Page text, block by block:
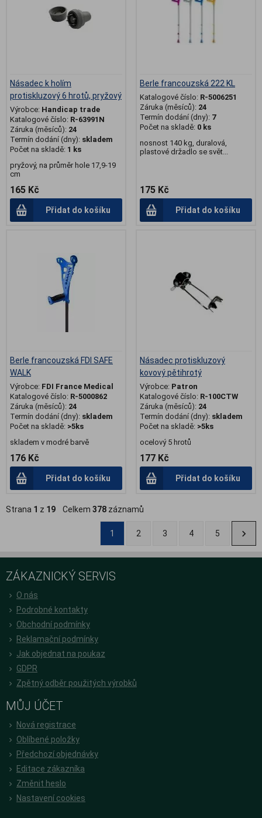
Násadec k holím
protiskluzový 6 hrotů, pryžový
Výrobce: Handicap trade
Katalogové číslo: R-63991N
Záruka (měsíců): 24
Termín dodání (dny): skladem
Počet na skladě: 1 ks
pryžový, na průměr hole 17,9-19
cm
165 Kč
Přidat do košíku
Berle francouzská 222 KL
Katalogové číslo: R-5006251
Záruka (měsíců): 24
Termín dodání (dny): 7
Počet na skladě: 0 ks
nosnost 140 kg, duralová,
plastové držadlo se svět...
175 Kč
Přidat do košíku
Berle francouzská FDI SAFE
WALK
Výrobce: FDI France Medical
Katalogové číslo: R-5000862
Záruka (měsíců): 24
Termín dodání (dny): skladem
Počet na skladě: >5ks
skladem v modré barvě
176 Kč
Přidat do košíku
Násadec protiskluzový
kovový pětihrotý
Výrobce: Patron
Katalogové číslo: R-100CTW
Záruka (měsíců): 24
Termín dodání (dny): skladem
Počet na skladě: >5ks
ocelový 5 hrotů
177 Kč
Přidat do košíku
Strana 1 z 19 Celkem 378 záznamů
1 2 3 4 5
ZÁKAZNICKÝ SERVIS
O nás
Podrobné kontakty
Obchodní podmínky
Reklamační podmínky
Jak objednat na poukaz
GDPR
Zpětný odběr použitých výrobků
MŮJ ÚČET
Nová registrace
Oblíbené položky
Předchozí objednávky
Editace zákazníka
Změnit heslo
Nastavení cookies